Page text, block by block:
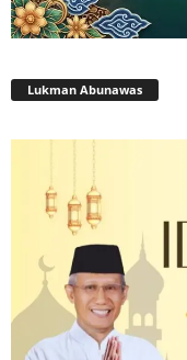
Lukman Abunawas